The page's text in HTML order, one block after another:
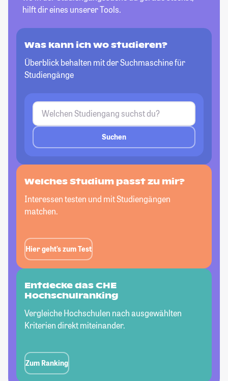
hilft dir eines unserer Tools.
Was kann ich wo studieren?
Überblick behalten mit der Suchmaschine für
Studiengänge
Suchen
Welches Studium passtzu mir?
Interessen testen und mit Studiengängen
matchen.
Hier geht’s zum Test
Entdecke das CHE
Hochschulranking
Vergleiche Hochschulen nach ausgewählten
Kriterien direkt miteinander.
Zum Ranking